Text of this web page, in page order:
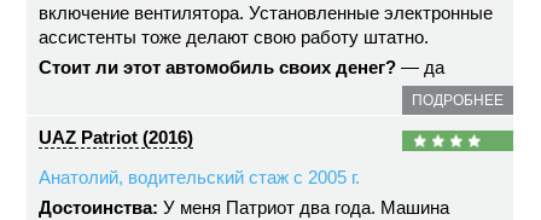
включение вентилятора. Установленные электронные
ассистенты тоже делают свою работу штатно.
Стоит ли этот автомобиль своих денег? — да
ПОДРОБНЕЕ
UAZ Patriot (2016)
Анатолий, водительский стаж с 2005 г.
Достоинства: У меня Патриот два года. Машина